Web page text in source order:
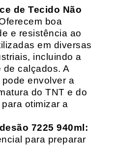
de Tecido Não
boa
e resistência ao
em diversas
incluindo a
de calçados. A
envolver a
do TNT e do
otimizar a
7225 940ml:
para preparar